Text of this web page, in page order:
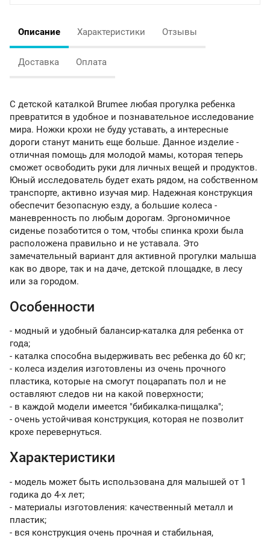
Описание Характеристики Отзывы
Доставка Оплата
С детской каталкой Brumee любая прогулка ребенка
превратится в удобное и познавательное исследование
мира. Ножки крохи не буду уставать, а интересные
дороги станут манить еще больше. Данное изделие -
отличная помощь для молодой мамы, которая теперь
сможет освободить руки для личных вещей и продуктов.
Юный исследователь будет ехать рядом, на собственном
транспорте, активно изучая мир. Надежная конструкция
обеспечит безопасную езду, а большие колеса -
маневренность по любым дорогам. Эргономичное
сиденье позаботится о том, чтобы спинка крохи была
расположена правильно и не уставала. Это
замечательный вариант для активной прогулки малыша
как во дворе, так и на даче, детской площадке, в лесу
или за городом.
Особенности
- модный и удобный балансир-каталка для ребенка от
года;
- каталка способна выдерживать вес ребенка до 60 кг;
- колеса изделия изготовлены из очень прочного
пластика, которые на смогут поцарапать пол и не
оставляют следов ни на какой поверхности;
- в каждой модели имеется "бибикалка-пищалка";
- очень устойчивая конструкция, которая не позволит
крохе перевернуться.
Характеристики
- модель может быть использована для малышей от 1
годика до 4-х лет;
- материалы изготовления: качественный металл и
пластик;
- вся конструкция очень прочная и стабильная,